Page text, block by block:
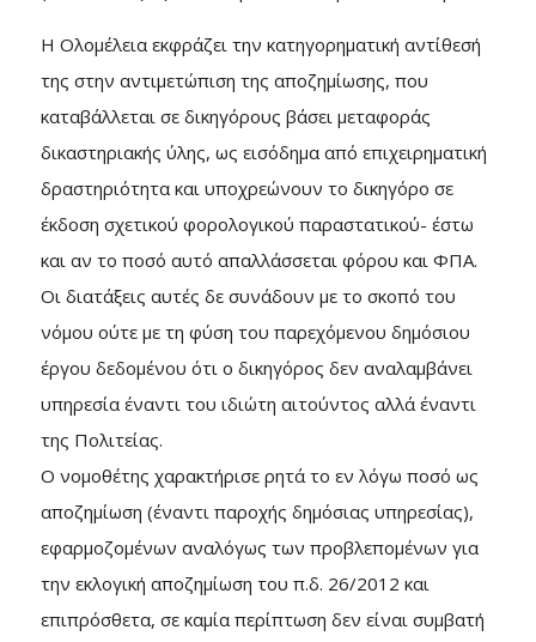
Η Ολομέλεια εκφράζει την κατηγορηματική αντίθεσή
της στην αντιμετώπιση της αποζημίωσης, που
καταβάλλεται σε δικηγόρους βάσει μεταφοράς
δικαστηριακής ύλης, ως εισόδημα από επιχειρηματική
δραστηριότητα και υποχρεώνουν το δικηγόρο σε
έκδοση σχετικού φορολογικού παραστατικού- έστω
και αν το ποσό αυτό απαλλάσσεται φόρου και ΦΠΑ.
Οι διατάξεις αυτές δε συνάδουν με το σκοπό του
νόμου ούτε με τη φύση του παρεχόμενου δημόσιου
έργου δεδομένου ότι ο δικηγόρος δεν αναλαμβάνει
υπηρεσία έναντι του ιδιώτη αιτούντος αλλά έναντι
της Πολιτείας.
Ο νομοθέτης χαρακτήρισε ρητά το εν λόγω ποσό ως
αποζημίωση (έναντι παροχής δημόσιας υπηρεσίας),
εφαρμοζομένων αναλόγως των προβλεπομένων για
την εκλογική αποζημίωση του π.δ. 26/2012 και
επιπρόσθετα, σε καμία περίπτωση δεν είναι συμβατή